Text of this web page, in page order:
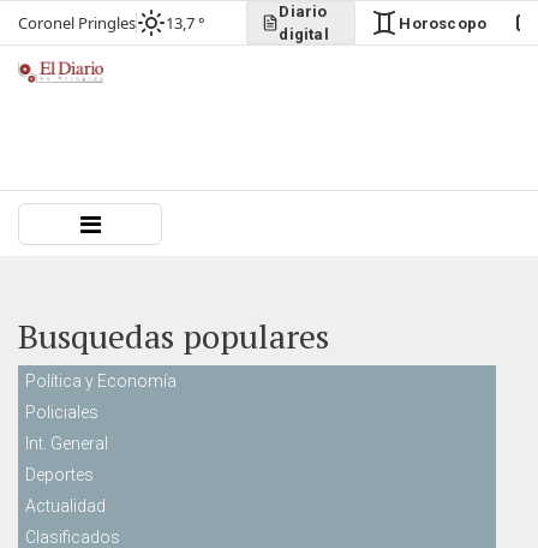
Coronel Pringles 13,7 °
Diario
digital
Horoscopo
Busquedas populares
Política y Economía
Policiales
Int. General
Deportes
Actualidad
Clasificados